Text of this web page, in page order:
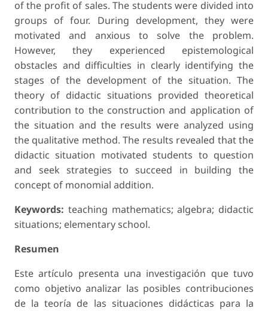
of the profit of sales. The students were divided into
groups of four. During development, they were
motivated and anxious to solve the problem.
However, they experienced epistemological
obstacles and difficulties in clearly identifying the
stages of the development of the situation. The
theory of didactic situations provided theoretical
contribution to the construction and application of
the situation and the results were analyzed using
the qualitative method. The results revealed that the
didactic situation motivated students to question
and seek strategies to succeed in building the
concept of monomial addition.
Keywords: teaching mathematics; algebra; didactic
situations; elementary school.
Resumen
Este artículo presenta una investigación que tuvo
como objetivo analizar las posibles contribuciones
de la teoría de las situaciones didácticas para la